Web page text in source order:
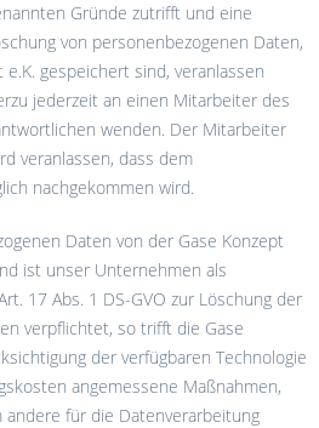
Gründe zutrifft und eine
von personenbezogenen Daten,
gespeichert sind, veranlassen
jederzeit an einen Mitarbeiter des
wenden. Der Mitarbeiter
veranlassen, dass dem
nachgekommen wird.
Daten von der Gase Konzept
ist unser Unternehmen als
17 Abs. 1 DS-GVO zur Löschung der
verpflichtet, so trifft die Gase
der verfügbaren Technologie
angemessene Maßnahmen,
für die Datenverarbeitung